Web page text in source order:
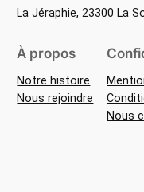
La Jéraphie, 23300 La
À propos
Notre histoire
Nous rejoindre
Nous